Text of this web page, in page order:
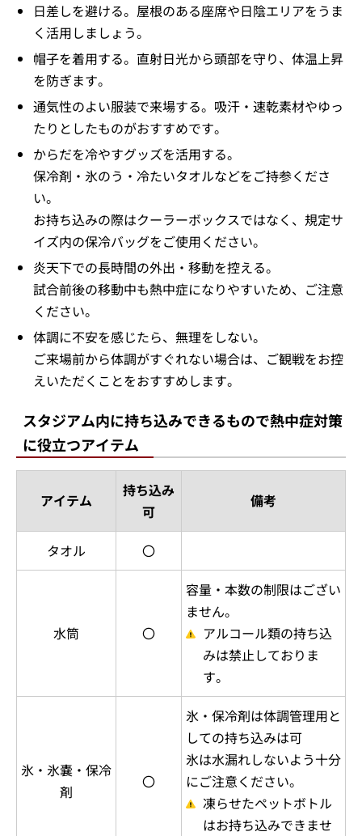
日差しを避ける。屋根のある座席や日陰エリアをうま
く活用しましょう。
帽子を着用する。直射日光から頭部を守り、体温上昇
を防ぎます。
通気性のよい服装で来場する。吸汗・速乾素材やゆっ
たりとしたものがおすすめです。
からだを冷やすグッズを活用する。
保冷剤・氷のう・冷たいタオルなどをご持参くださ
い。
お持ち込みの際はクーラーボックスではなく、規定サ
イズ内の保冷バッグをご使用ください。
炎天下での長時間の外出・移動を控える。
試合前後の移動中も熱中症になりやすいため、ご注意
ください。
体調に不安を感じたら、無理をしない。
ご来場前から体調がすぐれない場合は、ご観戦をお控
えいただくことをおすすめします。
スタジアム内に持ち込みできるもので熱中症対策
に役立つアイテム
アイテム
持ち込み
可
備考
タオル 〇
水筒 〇
容量・本数の制限はござい
ません。
アルコール類の持ち込
みは禁止しておりま
す。
氷・氷嚢・保冷
剤
〇
氷・保冷剤は体調管理用と
しての持ち込みは可
氷は水漏れしないよう十分
にご注意ください。
凍らせたペットボトル
はお持ち込みできませ